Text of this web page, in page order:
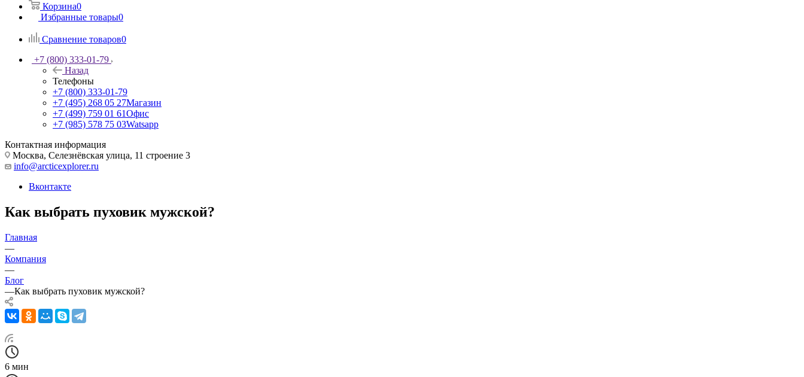
Корзина0
Избранные товары0
Сравнение товаров0
+7 (800) 333-01-79
Назад
Телефоны
+7 (800) 333-01-79
+7 (495) 268 05 27Магазин
+7 (499) 759 01 61Офис
+7 (985) 578 75 03Watsapp
Контактная информация
Москва, Селезнёвская улица, 11 строение 3
info@arcticexplorer.ru
Вконтакте
Как выбрать пуховик мужской?
Главная
—
Компания
—
Блог
—Как выбрать пуховик мужской?
6 мин